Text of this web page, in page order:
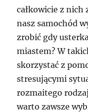
całkowicie z nich
nasz samochód
zrobić gdy
miastem? W
skorzystać z
stresującymi
rozmaitego
warto zawsze